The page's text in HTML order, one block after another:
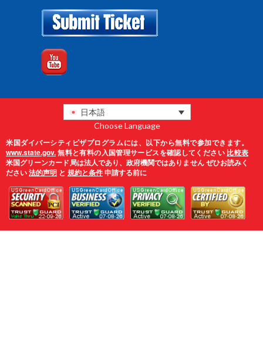
日本語
Choose Language
米国ダイバーシティビザプログラムには、以下から無料で参加できます。
www.state.gov.無料と有料の入国管理サービスを確認してください 比較表
米国グリーンカード局は法人であり、政府機関ではありません ぜひお読みく
ださい法的声明 と 規約と条件申請する前に